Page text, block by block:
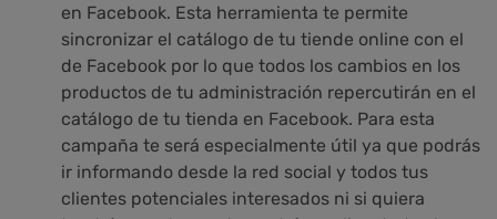
en Facebook. Esta herramienta te permite
sincronizar el catálogo de tu tiende online con el
de Facebook por lo que todos los cambios en los
productos de tu administración repercutirán en el
catálogo de tu tienda en Facebook. Para esta
campaña te será especialmente útil ya que podrás
ir informando desde la red social y todos tus
clientes potenciales interesados ni si quiera